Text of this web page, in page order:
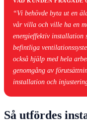
“Vi behövde byta ut en
vår villa och ville ha en
energieffektiv installation
befintliga
också hjälp med hela
genomgång av
installation och
Så utfördes